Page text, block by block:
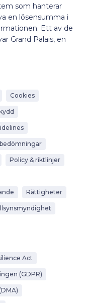
som hanterar
en lösensumma i
Ett av de
Grand Palais, en
Cookies
Policy & riktlinjer
Rättigheter
Act
(GDPR)